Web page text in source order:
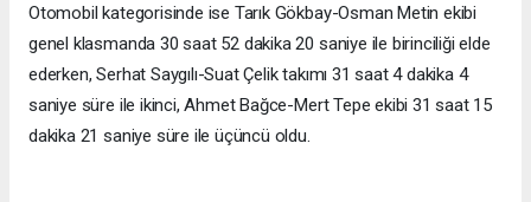
Otomobil kategorisinde ise Tarık Gökbay-Osman Metin ekibi
genel klasmanda 30 saat 52 dakika 20 saniye ile birinciliği elde
ederken, Serhat Saygılı-Suat Çelik takımı 31 saat 4 dakika 4
saniye süre ile ikinci, Ahmet Bağce-Mert Tepe ekibi 31 saat 15
dakika 21 saniye süre ile üçüncü oldu.